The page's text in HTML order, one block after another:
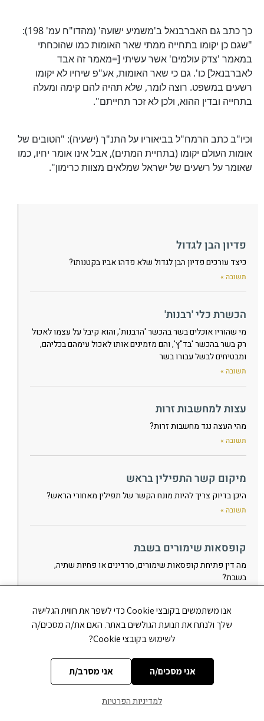
פדיון הבן לגדול
כיצד עורכים פדיון הבן לגדול שלא פדהו אביו בקטנותו?
תשובה »
הכשרת כלי 'רבנות'
מי שהוריו אוכלים בשר בהכשר 'הרבנות', והוא קיבל על עצמו לאכול
רק בשר בהכשר 'בד"ץ', והם מזמינים אותו לאכול עימהם בכליהם,
ומבטיחים לבשל עבורו בשר
תשובה »
עצות למחשבות זרות
מהי העצה נגד מחשבות זרות?
תשובה »
מיקום קשר התפילין בראש
היכן בדיוק צריך להיות מונח הקשר של תפילין מאחורי הראש?
תשובה »
קופסאות שימורים בשבת
מה דין פתיחת קופסאות שימורים, סרדינים או פחיות שתיה,
בשבת?
האם להעיר לבעל-קורא
האם יש להעיר לבעל-קורא שטעה בקריאת התורה, גם כאשר הדבר
מלבין את פניו, או שצריך להימנע מלהעיר בכדי שלא ייעלב?
כך כתב גם האברבנאל ב'משמיע ישועה' (מהדו"ח עמ' 198):
"שגם כן יקומו בתחייה ממתי שאר האומות כמו שהוכחתי
במאמר 'צדק עולמים' אשר עשיתי [=מאמר זה אבד
לאברבנאל] כו'. גם כי שאר האומות, אע"פ שיחיו לא יקומו
רשעים במשפט. רוצה לומר, שלא תהיה להם קימה ומעלה
בתחייה ובדין ההוא, ולכן לא זכר תחייתם".
וכיו"ב כתב הרמח"ל בביאוריו על התנ"ך (ישעיה): "הטובים של
אומות העולם יקומו (בתחיית המתים), אבל אינו אומר יחיו, כמו
שאומר על רשעים של ישראל שמלאים מצוות כרימון".
אנו משתמשים בקובצי Cookie כדי לשפר את חווית הגלישה
שלך ולנתח את תנועת הגולשים באתר. האם את/ה מסכים/ה
לשימוש בקובצי Cookie?
אני מסכים/ה אני מסרב/ת
למדיניות הפרטיות